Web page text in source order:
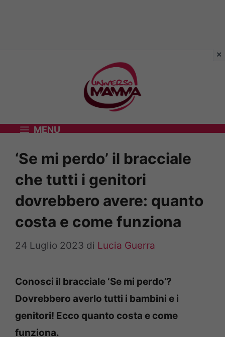
MENU
‘Se mi perdo’ il bracciale
che tutti i genitori
dovrebbero avere: quanto
costa e come funziona
24 Luglio 2023 di Lucia Guerra
Conosci il bracciale ‘Se mi perdo’?
Dovrebbero averlo tutti i bambini e i
genitori! Ecco quanto costa e come
funziona.